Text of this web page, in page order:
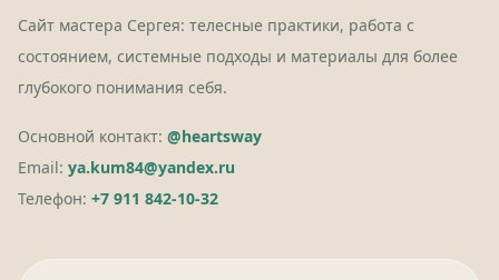
Сайт мастера Сергея: телесные практики, работа с
состоянием, системные подходы и материалы для более
глубокого понимания себя.
Основной контакт: @heartsway
Email: ya.kum84@yandex.ru
Телефон: +7 911 842-10-32